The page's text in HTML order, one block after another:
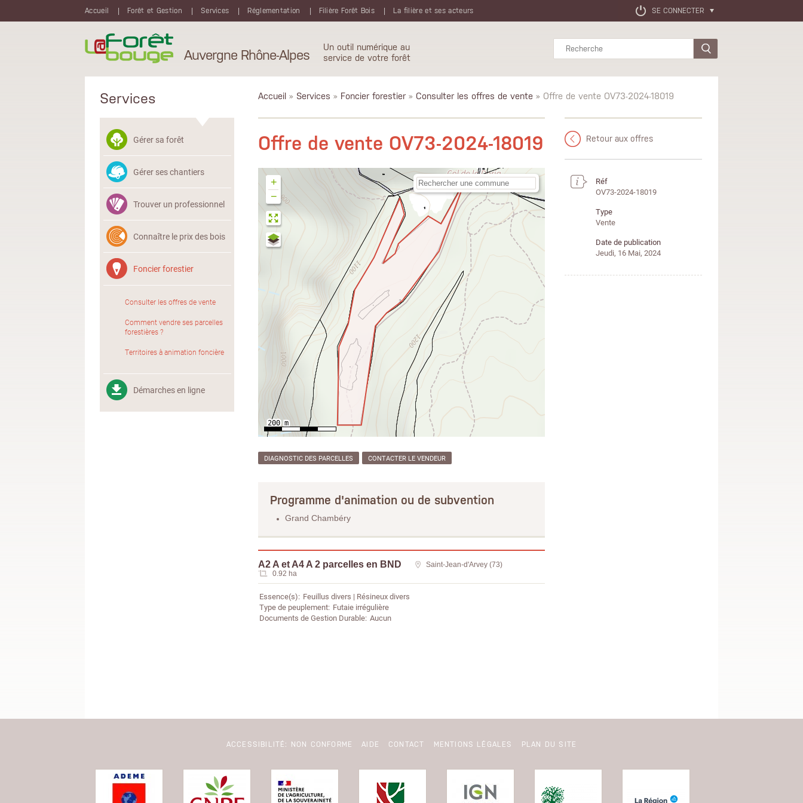
Accueil
Forêt et Gestion Services Réglementation Filière Forêt Bois La filière et ses acteurs SE CONNECTER
Auvergne Rhône-Alpes
Un outil numérique au
service de votre forêt
Rechercher
Services
Gérer sa forêt
Gérer ses chantiers
Trouver un professionnel
Connaître le prix des bois
Foncier forestier
Consulter les offres de vente
Comment vendre ses parcelles
forestières ?
Territoires à animation foncière
Démarches en ligne
Accueil » Services » Foncier forestier» Consulter les offres de vente » Offre de vente OV73-2024-18019
Offre de vente OV73-2024-18019
+
−
DIAGNOSTIC DES PARCELLES CONTACTER LE VENDEUR
Programme d'animation ou de subvention
Grand Chambéry
A2 A et A4 A 2 parcelles en BND
Saint-Jean-d'Arvey (73)
0.92 ha
Essence(s) Feuillus divers
Résineux divers
Type de peuplement Futaie irrégulière
Documents de Gestion Durable Aucun
Retour aux offres
Réf
OV73-2024-18019
Type
Vente
Date de publication
Jeudi, 16 Mai, 2024
ACCESSIBILITÉ: NON CONFORME AIDE CONTACT MENTIONS LÉGALES PLAN DU SITE